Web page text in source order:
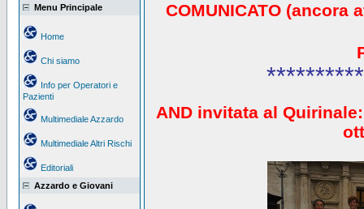
Menu Principale
Home
Chi siamo
Info per Operatori e
Pazienti
Multimediale Azzardo
Multimediale Altri Rischi
Editoriali
Azzardo e Giovani
COMUNICATO (ancora
AND invitata al